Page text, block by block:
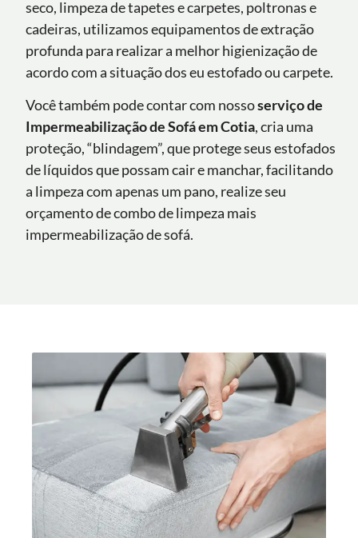
seco, limpeza de tapetes e carpetes, poltronas e
cadeiras, utilizamos equipamentos de extração
profunda para realizar a melhor higienização de
acordo com a situação dos eu estofado ou carpete.
Você também pode contar com nossoserviço de
Impermeabilização de SofáemCotia, cria uma
proteção, “blindagem”, que protege seus estofados
de líquidos que possam cair e manchar, facilitando
a limpeza com apenas um pano, realize seu
orçamento de combo de limpeza mais
impermeabilização de sofá.